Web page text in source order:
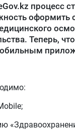
процесс
оформить
Теперь,